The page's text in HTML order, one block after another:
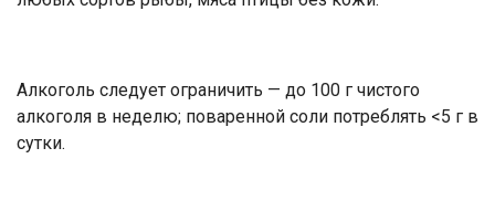
Алкоголь следует ограничить — до 100 г чистого
алкоголя в неделю; поваренной соли потреблять <5 г в
сутки.